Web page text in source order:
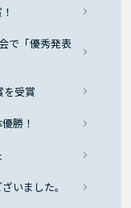
で「優秀発表
を受賞
勝！
いました。